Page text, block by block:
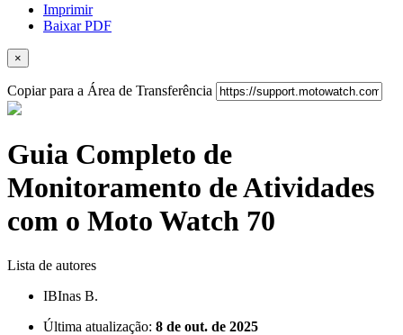
Imprimir
Baixar PDF
×
Copiar para a Área de Transferência
Guia Completo de
Monitoramento de Atividades
com o Moto Watch 70
Lista de autores
IBInas B.
Última atualização: 8 de out. de 2025